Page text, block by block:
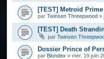
[TEST] Metroid Prime
par Twinsen Threepwood »
[TEST] Death
par Twinsen
Dossier Prince of
par Blondex » mer. 19 juin